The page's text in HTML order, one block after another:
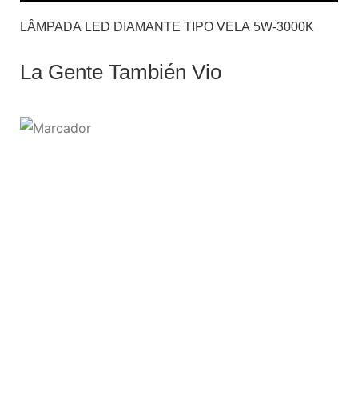
LÂMPADA LED DIAMANTE TIPO VELA 5W-3000K
La Gente También Vio